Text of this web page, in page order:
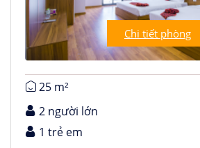
Chi tiết phòng
25 m²
2 người lớn
1 trẻ em